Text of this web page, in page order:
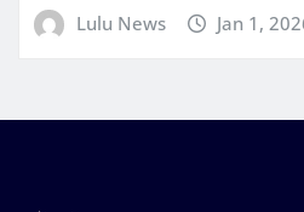
Lulu News Jan 1,